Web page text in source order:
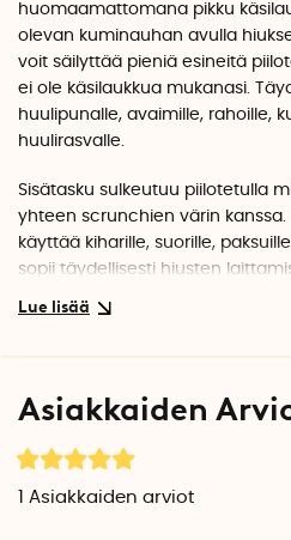
huomaamattomana pikku
olevan kuminauhan avulla
voit säilyttää pieniä esineitä
ei ole käsilaukkua mukanasi.
huulipunalle, avaimille, rahoille,
huulirasvalle.
Sisätasku sulkeutuu piilotetulla
yhteen scrunchien värin kanssa.
käyttää kiharille, suorille,
sopii täydellisesti hiusten
illanviettoihin. Scrunchie on
juoksulenkeillä ja kuntosalilla
konserteissa.
Asiakkaiden
Asiakkaiden arviot